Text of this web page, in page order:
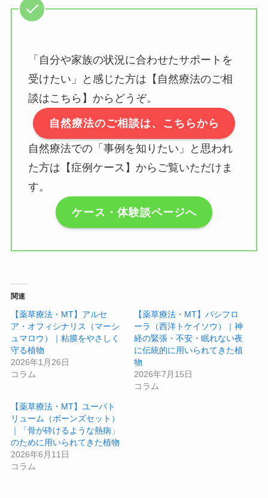
「自分や家族の状況に合わせたサポートを
受けたい」と感じた方は【自然療法のご相
談はこちら】からどうぞ。
自然療法のご相談は、こちらから
自然療法での「事例を知りたい」と思われ
た方は【症例ケース】からご覧いただけま
す。
ケース・体験談ページへ
関連
【薬草療法・MT】アルセ
ア・オフィシナリス（マーシ
ュマロウ）｜粘膜をやさしく
守る植物
2026年1月26日
コラム
【薬草療法・MT】パシフロ
ーラ（西洋トケイソウ）｜神
経の緊張・不安・眠れない夜
に伝統的に用いられてきた植
物
2026年7月15日
コラム
【薬草療法・MT】ユーパト
リューム（ボーンズセット）
｜「骨が砕けるような熱病」
のために用いられてきた植物
2026年6月11日
コラム